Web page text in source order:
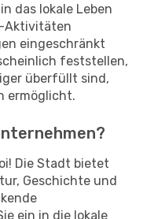
das lokale Leben
Aktivitäten
eingeschränkt
feststellen,
überfüllt sind,
ermöglicht.
Die Stadt bietet
Geschichte und
ein in die lokale